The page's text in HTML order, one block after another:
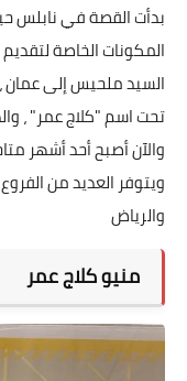
بدأت القصة في نابلس
السيد ملحيس إلى عمان
تحت اسم "كلاج عمر" ،
ويتوفر العديد من
والرياض
منيو كلاج عمر